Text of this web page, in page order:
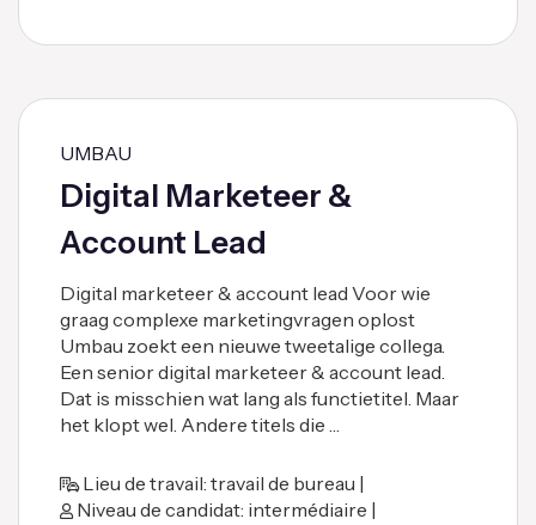
UMBAU
Digital Marketeer &
Account Lead
Digital marketeer & account lead Voor wie
graag complexe marketingvragen oplost
Umbau zoekt een nieuwe tweetalige collega.
Een senior digital marketeer & account lead.
Dat is misschien wat lang als functietitel. Maar
het klopt wel. Andere titels die …
Lieu de travail: travail de bureau |
Niveau de candidat: intermédiaire |